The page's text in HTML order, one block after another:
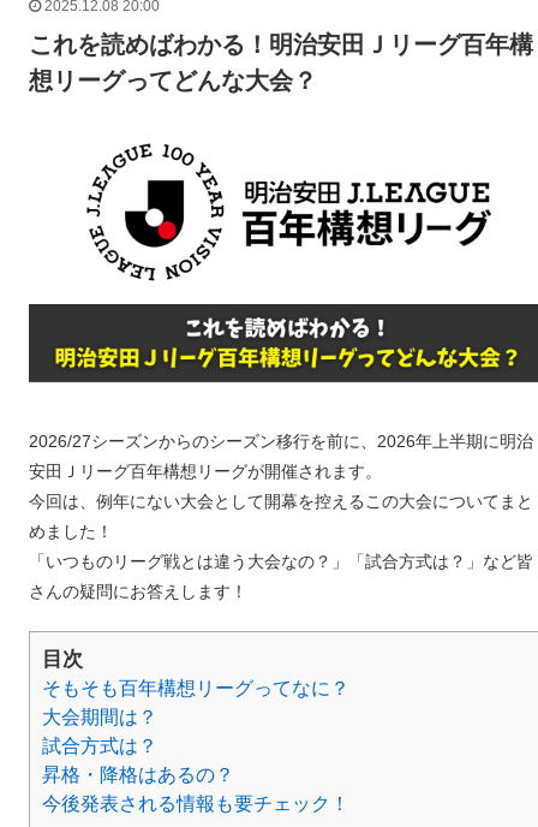
2025.12.08 20:00
これを読めばわかる！明治安田Ｊリーグ百年構
想リーグってどんな大会？
2026/27シーズンからのシーズン移行を前に、2026年上半期に明治
安田Ｊリーグ百年構想リーグが開催されます。
今回は、例年にない大会として開幕を控えるこの大会についてまと
めました！
「いつものリーグ戦とは違う大会なの？」「試合方式は？」など皆
さんの疑問にお答えします！
目次
そもそも百年構想リーグってなに？
大会期間は？
試合方式は？
昇格・降格はあるの？
今後発表される情報も要チェック！